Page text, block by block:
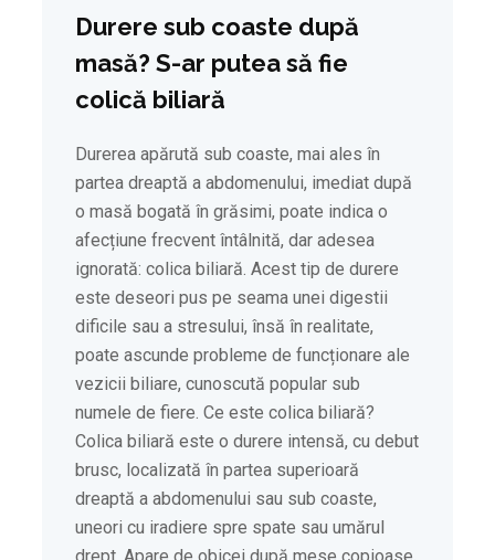
Durere sub coaste după
masă? S-ar putea să fie
colică biliară
Durerea apărută sub coaste, mai ales în
partea dreaptă a abdomenului, imediat după
o masă bogată în grăsimi, poate indica o
afecțiune frecvent întâlnită, dar adesea
ignorată: colica biliară. Acest tip de durere
este deseori pus pe seama unei digestii
dificile sau a stresului, însă în realitate,
poate ascunde probleme de funcționare ale
vezicii biliare, cunoscută popular sub
numele de fiere. Ce este colica biliară?
Colica biliară este o durere intensă, cu debut
brusc, localizată în partea superioară
dreaptă a abdomenului sau sub coaste,
uneori cu iradiere spre spate sau umărul